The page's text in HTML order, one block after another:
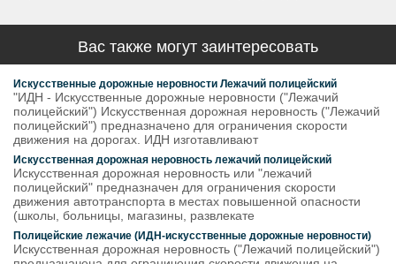
Вас также могут заинтересовать
Искусственные дорожные неровности Лежачий полицейский
"ИДН - Искусственные дорожные неровности ("Лежачий
полицейский") Искусственная дорожная неровность ("Лежачий
полицейский") предназначено для ограничения скорости
движения на дорогах. ИДН изготавливают
Искусственная дорожная неровность лежачий полицейский
Искусственная дорожная неровность или "лежачий
полицейский" предназначен для ограничения скорости
движения автотранспорта в местах повышенной опасности
(школы, больницы, магазины, развлекате
Полицейские лежачие (ИДН-искусственные дорожные неровности)
Искусственная дорожная неровность ("Лежачий полицейский")